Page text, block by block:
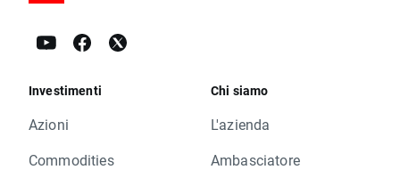
Investimenti
Azioni
Commodities
Chi siamo
L'azienda
Ambasciatore